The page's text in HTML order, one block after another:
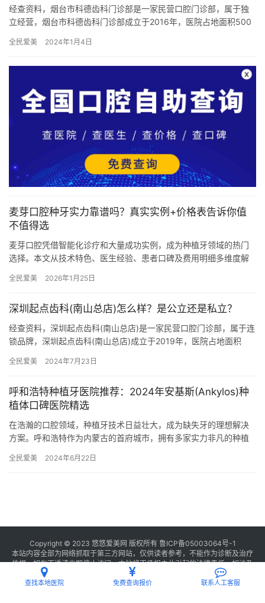
经查资料，烟台市科德齿科门诊部是一家民营口腔门诊部，属于独
立经营，烟台市科德齿科门诊部成立于2016年，医院占地面积500
全民爱美 2024年1月4日
麦芽口腔种牙实力靠谱吗？真实实例+价格表告诉你值
不值得选
麦芽口腔凭借智能化诊疗和大量成功实例，成为种植牙领域的热门
选择。本文从技术特色、医生经验、患者口碑及费用明细多维度解
细…
全民爱美 2026年1月25日
深圳起点齿科(南山总店)怎么样？是公立还是私立？
经查资料，深圳起点齿科(南山总店)是一家民营口腔门诊部，属于连
锁品牌，深圳起点齿科(南山总店)成立于2019年，医院占地面积
全民爱美 2024年7月23日
呼和浩特种植牙医院推荐：2024年安基斯(Ankylos)种
植体口碑医院精选
在浩瀚的口腔领域，种植牙技术日益壮大，成为缺失牙的理想解决
方案。呼和浩特作为内蒙古的首府城市，拥有多家实力非凡的种植
全民爱美 2024年6月22日
Copyright © 2023 悠悠爱美网 版权所有 鲁ICP备05003064号-1
本站内容全部为网络抓取于第三方网站，仅供读者参考，不能作为诊断及治疗
依据，如有不适请立即停止访问，本站将不承担由此引起的法律责任。如涉及
联系我们
查找本地医院 免费查询报价 联系人工客服